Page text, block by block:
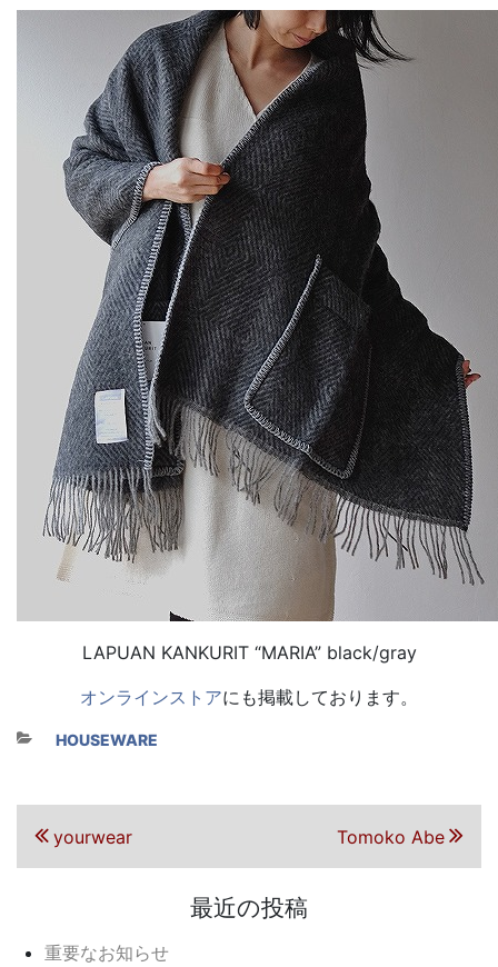
LAPUAN KANKURIT “MARIA” black/gray
オンラインストアにも掲載しております。
カテゴリー
HOUSEWARE
投稿ナビゲーション
前の投稿
yourwear Tomoko Abe
最近の投稿
重要なお知らせ